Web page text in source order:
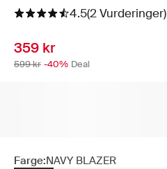
4.5(2 Vurderinger)
359 kr
599 kr -40% Deal
Farge:NAVY BLAZER